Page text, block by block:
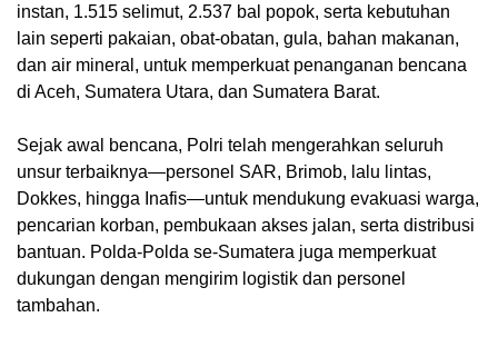
instan, 1.515 selimut, 2.537 bal popok, serta kebutuhan
lain seperti pakaian, obat-obatan, gula, bahan makanan,
dan air mineral, untuk memperkuat penanganan bencana
di Aceh, Sumatera Utara, dan Sumatera Barat.
Sejak awal bencana, Polri telah mengerahkan seluruh
unsur terbaiknya—personel SAR, Brimob, lalu lintas,
Dokkes, hingga Inafis—untuk mendukung evakuasi warga,
pencarian korban, pembukaan akses jalan, serta distribusi
bantuan. Polda-Polda se-Sumatera juga memperkuat
dukungan dengan mengirim logistik dan personel
tambahan.